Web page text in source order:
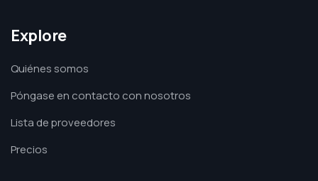
Explore
Quiénes somos
Póngase en contacto con nosotros
Lista de proveedores
Precios